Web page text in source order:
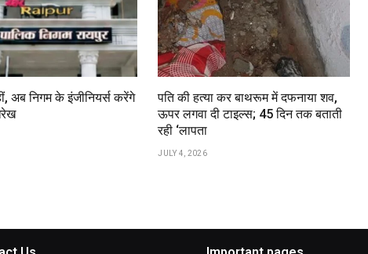
अब निगम के इंजीनियर्स करेंगे
पति की हत्या कर बाथरूम में दफनाया शव,
ऊपर लगवा दी टाइल्स; 45 दिन तक बताती
रही ‘लापता
JULY 4, 2026